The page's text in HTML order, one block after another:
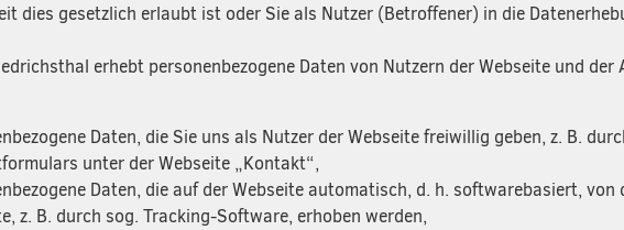
dies gesetzlich erlaubt ist oder Sie als Nutzer (Betroffener) in die
erhebt personenbezogene Daten von Nutzern der Webseite und der
Daten, die Sie uns als Nutzer der Webseite freiwillig geben, z. B.
unter der Webseite „Kontakt“,
Daten, die auf der Webseite automatisch, d. h. softwarebasiert, von
z. B. durch sog. Tracking-Software, erhoben werden,